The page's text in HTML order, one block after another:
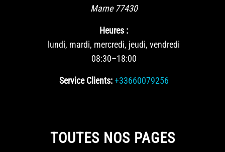
Marne 77430
Heures :
lundi, mardi, mercredi, jeudi, vendredi
08:30–18:00
Service Clients: +33660079256
TOUTES NOS PAGES